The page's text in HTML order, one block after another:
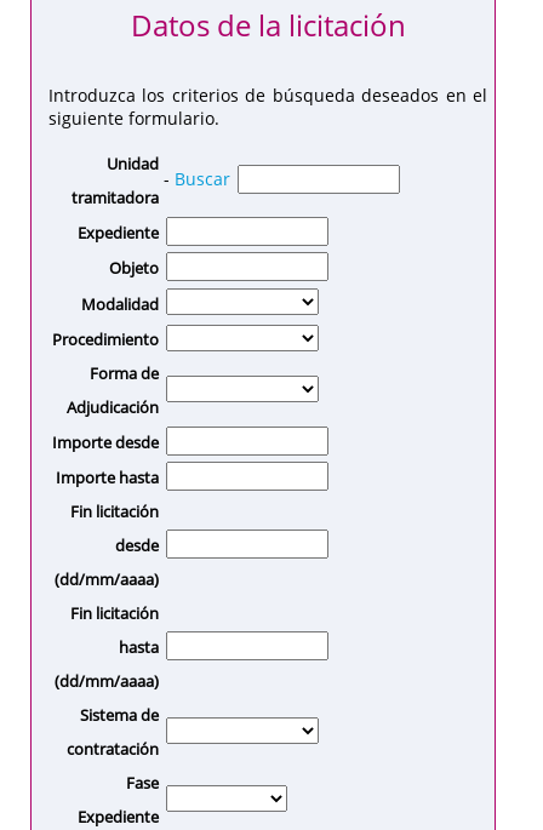
Introduzca los criterios de búsqueda deseados en el
siguiente formulario.
Datos de la licitación
Unidad
tramitadora
- Buscar
Expediente
Objeto
Modalidad
Procedimiento
Forma de
Adjudicación
Importe desde
Importe hasta
Fin licitación
desde
(dd/mm/aaaa)
Fin licitación
hasta
(dd/mm/aaaa)
Sistema de
contratación
Fase
Expediente